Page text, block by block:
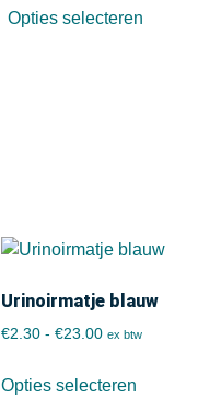
Opties selecteren
Urinoirmatje blauw
€2.30 - €23.00 ex btw
Opties selecteren